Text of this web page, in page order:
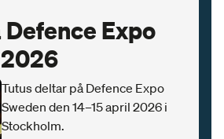
Defence Expo
Tutus deltar på Defence Expo
Sweden den 14–15 april 2026 i
Stockholm.